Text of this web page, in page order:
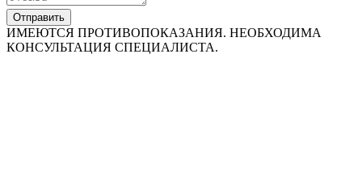
Отправить
ИМЕЮТСЯ ПРОТИВОПОКАЗАНИЯ. НЕОБХОДИМА
КОНСУЛЬТАЦИЯ СПЕЦИАЛИСТА.